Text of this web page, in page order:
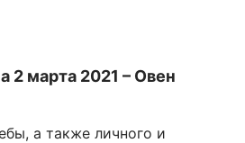
2 марта 2021 – Овен
а также личного и